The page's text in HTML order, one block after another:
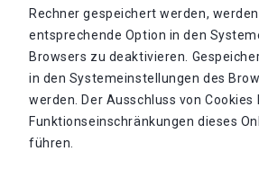
Rechner gespeichert werden,
entsprechende Option in den
Browsers zu deaktivieren.
in den Systemeinstellungen des
werden. Der Ausschluss von Cookies
Funktionseinschränkungen dieses
führen.